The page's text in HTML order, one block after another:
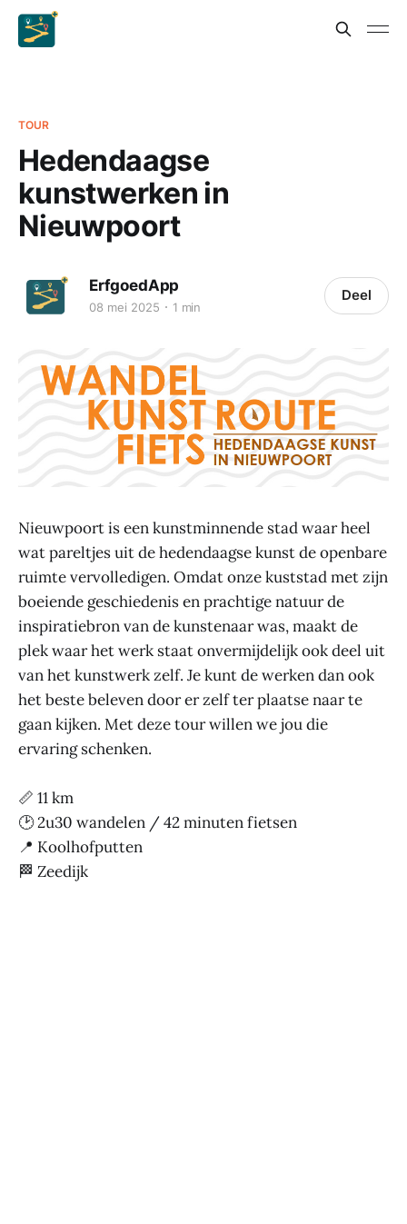
TOUR
Hedendaagse
kunstwerken in
Nieuwpoort
ErfgoedApp
08 mei 2025 1 min
Deel
Nieuwpoort is een kunstminnende stad waar heel
wat pareltjes uit de hedendaagse kunst de openbare
ruimte vervolledigen. Omdat onze kuststad met zijn
boeiende geschiedenis en prachtige natuur de
inspiratiebron van de kunstenaar was, maakt de
plek waar het werk staat onvermijdelijk ook deel uit
van het kunstwerk zelf. Je kunt de werken dan ook
het beste beleven door er zelf ter plaatse naar te
gaan kijken. Met deze tour willen we jou die
ervaring schenken.
📏 11 km
🕑 2u30 wandelen / 42 minuten fietsen
📍 Koolhofputten
🏁 Zeedijk